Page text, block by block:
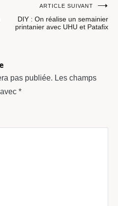
ARTICLE SUIVANT
DIY : On réalise un semainier
printanier avec UHU et Patafix
pas publiée. Les champs
*